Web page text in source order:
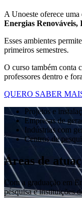
A Unoeste oferece
Energias Renováveis,
Esses ambientes
primeiros semestres.
O curso também conta
professores dentro e
QUERO SABER
Projetos e
Empresas de
Indústrias com
Centros de
Áreas de
Com a graduação em
pesquisa e instituições